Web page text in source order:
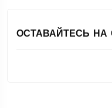
ОСТАВАЙТЕСЬ НА